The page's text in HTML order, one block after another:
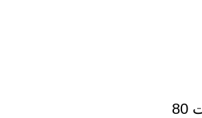
منبع تغذیه 24 ولت 80